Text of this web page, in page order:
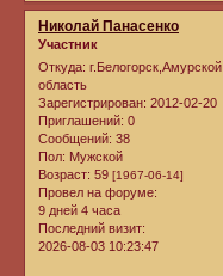
Николай Панасенко
Участник
Откуда: г.Белогорск,Амурской
область
Зарегистрирован: 2012-02-20
Приглашений: 0
Сообщений: 38
Пол: Мужской
Возраст: 59 [1967-06-14]
Провел на форуме:
9 дней 4 часа
Последний визит:
2026-08-03 10:23:47